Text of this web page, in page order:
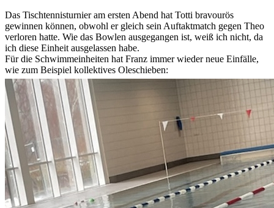
Das Tischtennisturnier am ersten Abend hat Totti bravourös
gewinnen können, obwohl er gleich sein Auftaktmatch gegen Theo
verloren hatte. Wie das Bowlen ausgegangen ist, weiß ich nicht, da
ich diese Einheit ausgelassen habe.
Für die Schwimmeinheiten hat Franz immer wieder neue Einfälle,
wie zum Beispiel kollektives Oleschieben: